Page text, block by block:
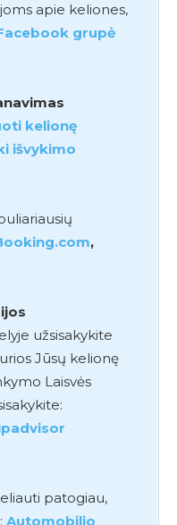
apie keliones,
grupė
kelionę
išvykimo
,
užsisakykite
Jūsų kelionę
Laisvės
patogiau,
Automobilio